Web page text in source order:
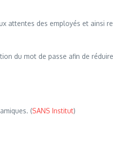
attentes des employés et ainsi
du mot de passe afin de
(SANS Institut)